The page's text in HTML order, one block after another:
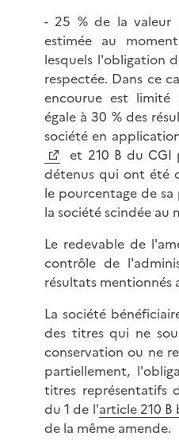
- 25 % de la valeur
estimée au
lesquels l'obligation
respectée. Dans ce
encourue est
égale à 30 % des
société en
et 210 B du
détenus qui ont été
le pourcentage de
la société scindée au
Le redevable de
contrôle de
résultats mentionnés
La société
des titres qui ne
conservation ou ne
partiellement,
titres représentatifs
du 1 de l'article 210 B
de la même amende.